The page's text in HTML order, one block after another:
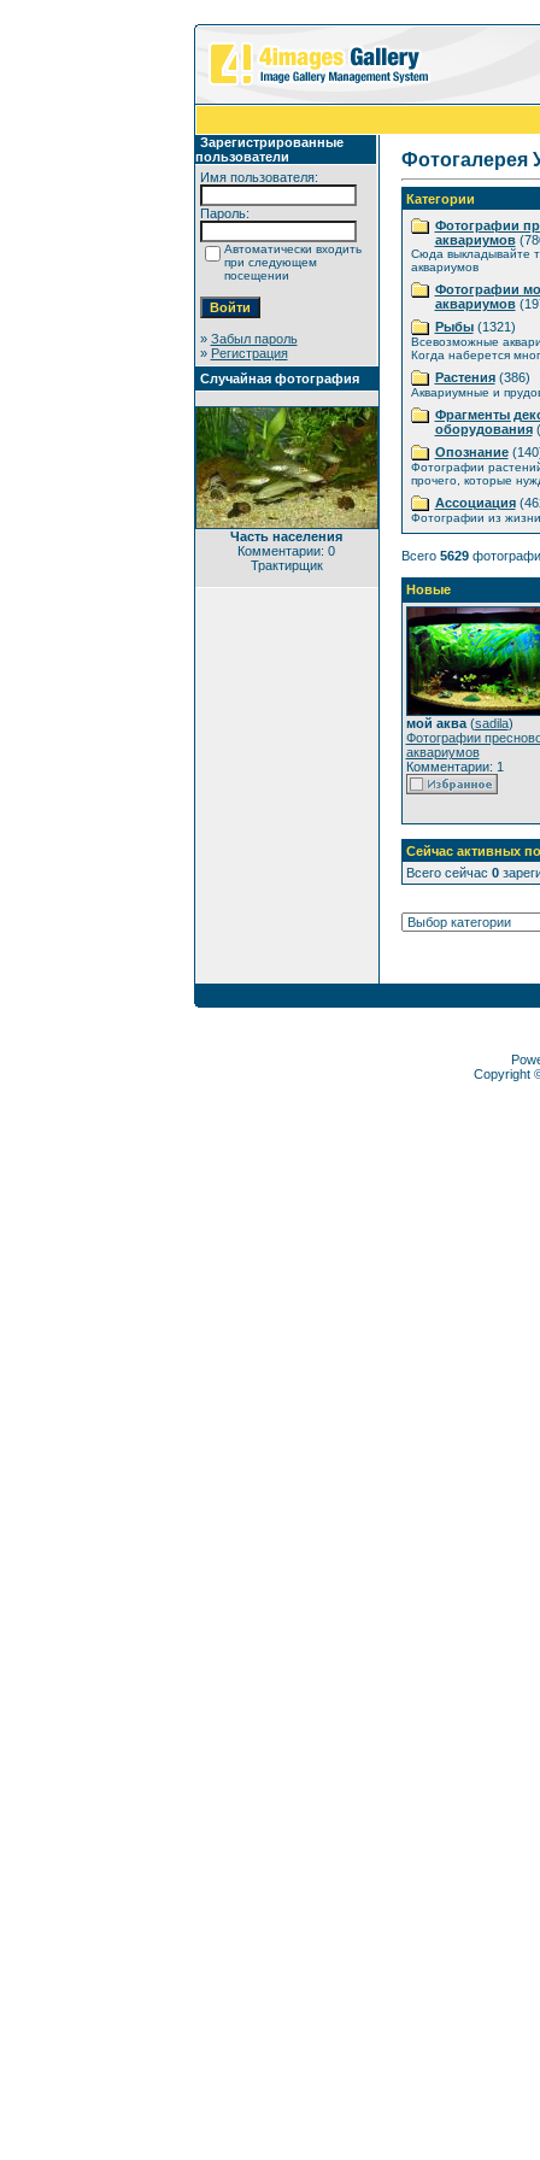
Зарегистрированные
пользователи
Имя пользователя:
Пароль:
Автоматически входить
при следующем
посещении
» Забыл пароль
» Регистрация
Случайная фотография
Часть населения
Комментарии: 0
Трактирщик
Фотогалерея
Категории
Фотографии
аквариумов
Сюда выкладывайте
аквариумов
Фотографии
аквариумов
Рыбы(1321)
Всевозможные
Когда наберется
Растения(386)
Аквариумные и
Фрагменты
оборудования
Опознание
Фотографии
прочего, которые
Ассоциация
Фотографии из
Всего 5629
Новые
мой аква(sadila)
Фотографии
аквариумов
Комментарии: 1
Сейчас активных
Всего сейчас 0
Copyright